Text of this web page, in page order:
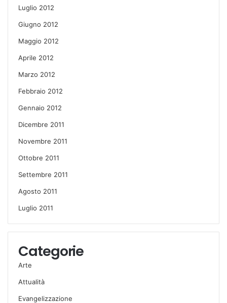
Luglio 2012
Giugno 2012
Maggio 2012
Aprile 2012
Marzo 2012
Febbraio 2012
Gennaio 2012
Dicembre 2011
Novembre 2011
Ottobre 2011
Settembre 2011
Agosto 2011
Luglio 2011
Categorie
Arte
Attualità
Evangelizzazione